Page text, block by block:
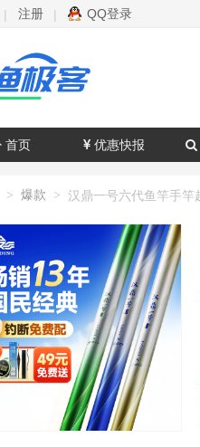
| 注册 | QQ登录
首页 优惠快报
> 爆款 >